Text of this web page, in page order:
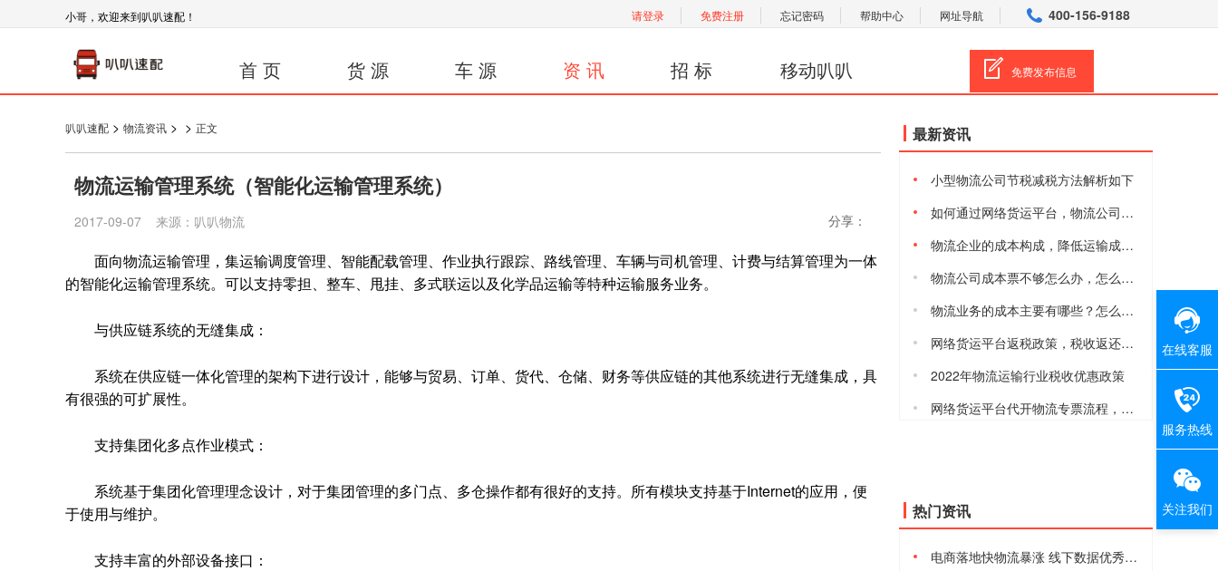
小哥，欢迎来到叭叭速配！ 请登录 免费注册 忘记密码 帮助中心 网址导航 400-156-9188
首 页 货 源 车 源 资 讯 招 标 移动叭叭 免费发布信息
叭叭速配 > 物流资讯 > > 正文
物流运输管理系统（智能化运输管理系统）
2017-09-07 来源：叭叭物流 分享：
面向物流运输管理，集运输调度管理、智能配载管理、作业执行跟踪、路线管理、车辆与司机管理、计费与结算管理为一体
的智能化运输管理系统。可以支持零担、整车、甩挂、多式联运以及化学品运输等特种运输服务业务。
与供应链系统的无缝集成：
系统在供应链一体化管理的架构下进行设计，能够与贸易、订单、货代、仓储、财务等供应链的其他系统进行无缝集成，具
有很强的可扩展性。
支持集团化多点作业模式：
系统基于集团化管理理念设计，对于集团管理的多门点、多仓操作都有很好的支持。所有模块支持基于Internet的应用，便
于使用与维护。
支持丰富的外部设备接口：
最新资讯
小型物流公司节税减税方法解析如下
如何通过网络货运平台，物流公司合规减税降费
物流企业的成本构成，降低运输成本的方法有哪些
物流公司成本票不够怎么办，怎么获取物流进项成本票
物流业务的成本主要有哪些？怎么降低物流综合成本
网络货运平台返税政策，税收返还有多少
2022年物流运输行业税收优惠政策
网络货运平台代开物流专票流程，安全合规吗
热门资讯
电商落地快物流暴涨 线下数据优秀但仍有隐忧
在线客服
服务热线
关注我们